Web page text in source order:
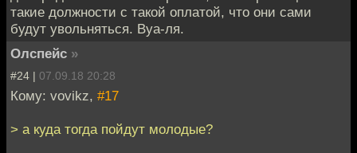
такие должности с такой оплатой, что они сами
будут увольняться. Вуа-ля.
Олспейс »
#24 | 07.09.18 20:28
Кому: vovikz, #17
> а куда тогда пойдут молодые?